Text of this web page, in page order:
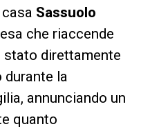
Sassuolo
che riaccende
stato direttamente
durante la
annunciando un
quanto